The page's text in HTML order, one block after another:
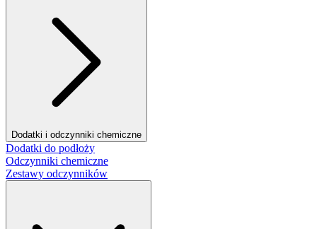
Dodatki i odczynniki chemiczne
Dodatki do podłoży
Odczynniki chemiczne
Zestawy odczynników